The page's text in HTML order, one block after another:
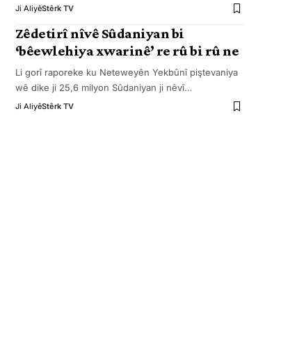
Ji AliyêStêrk TV
Zêdetirî nîvê Sûdaniyan bi
‘bêewlehiya xwarinê’ re rû bi rû ne
Li gorî raporeke ku Neteweyên Yekbûnî piştevaniya
wê dike ji 25,6 milyon Sûdaniyan ji nêvî…
Ji AliyêStêrk TV